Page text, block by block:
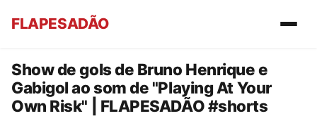
FLAPESADÃO
Show de gols de Bruno Henrique e
Gabigol ao som de "Playing At Your
Own Risk" | FLAPESADÃO #shorts